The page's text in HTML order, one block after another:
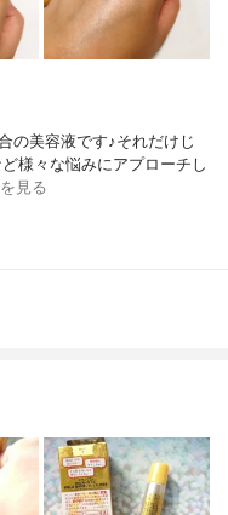
の美容液です♪それだけじ
様々な悩みにアプローチし
見る